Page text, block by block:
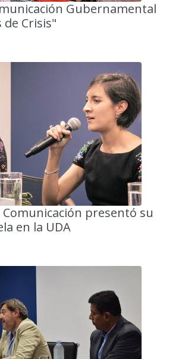
Gubernamental
Crisis"
presentó su
en la UDA